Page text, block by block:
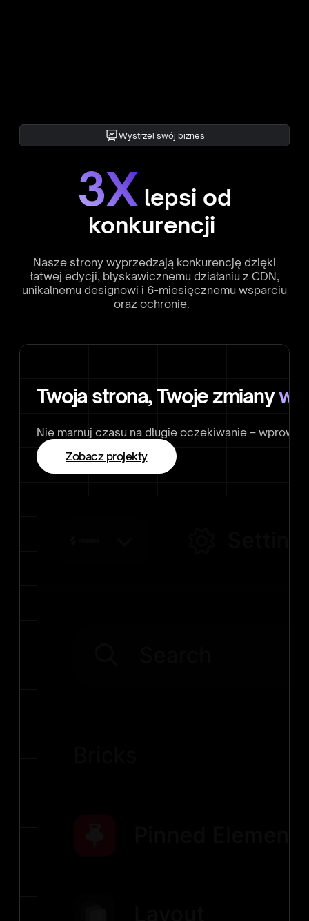
Wystrzel swój biznes
3X lepsi od
konkurencji
Nasze strony wyprzedzają konkurencję dzięki
łatwej edycji, błyskawicznemu działaniu z CDN,
unikalnemu designowi i 6-miesięcznemu wsparciu
oraz ochronie.
Twoja strona, Twoje zmianyw
Nie marnuj czasu na długie oczekiwanie –
Zobacz projekty